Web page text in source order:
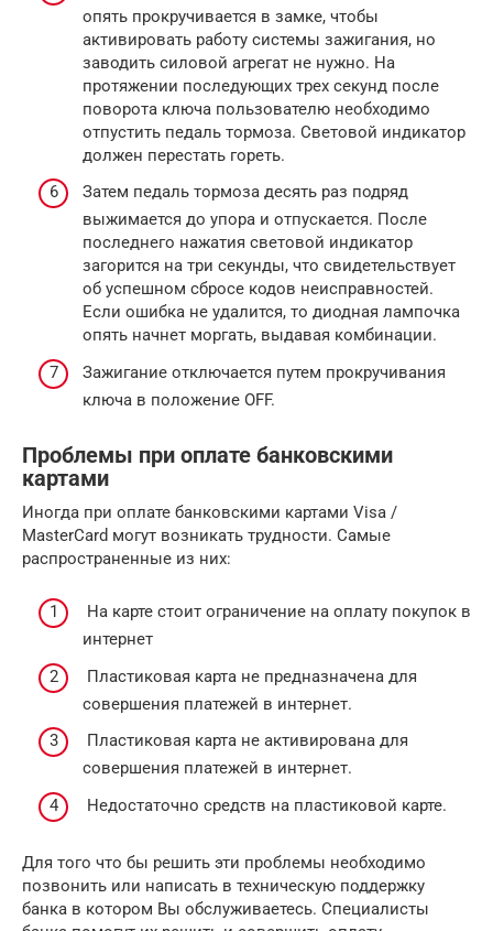
опять прокручивается в замке, чтобы
активировать работу системы зажигания, но
заводить силовой агрегат не нужно. На
протяжении последующих трех секунд после
поворота ключа пользователю необходимо
отпустить педаль тормоза. Световой индикатор
должен перестать гореть.
Затем педаль тормоза десять раз подряд
выжимается до упора и отпускается. После
последнего нажатия световой индикатор
загорится на три секунды, что свидетельствует
об успешном сбросе кодов неисправностей.
Если ошибка не удалится, то диодная лампочка
опять начнет моргать, выдавая комбинации.
Зажигание отключается путем прокручивания
ключа в положение OFF.
Проблемы при оплате банковскими
картами
Иногда при оплате банковскими картами Visa /
MasterCard могут возникать трудности. Самые
распространенные из них:
На карте стоит ограничение на оплату покупок в
интернет
Пластиковая карта не предназначена для
совершения платежей в интернет.
Пластиковая карта не активирована для
совершения платежей в интернет.
Недостаточно средств на пластиковой карте.
Для того что бы решить эти проблемы необходимо
позвонить или написать в техническую поддержку
банка в котором Вы обслуживаетесь. Специалисты